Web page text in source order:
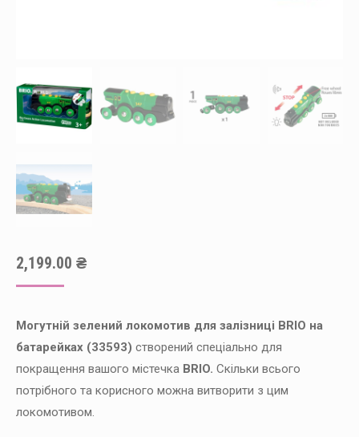
2,199.00 ₴
Могутній зелений локомотив для залізниці BRIO на
батарейках (33593) створений спеціально для
покращення вашого містечка BRIO. Скільки всього
потрібного та корисного можна витворити з цим
локомотивом.